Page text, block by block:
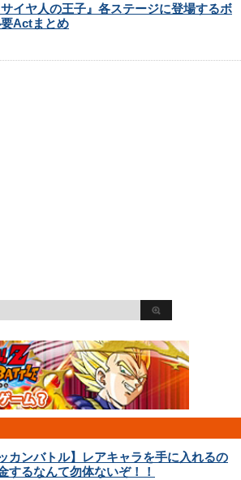
サイヤ人の王子』各ステージに登場するボ
Actまとめ
ッカンバトル】レアキャラを手に入れるの
するなんて勿体ないぞ！！